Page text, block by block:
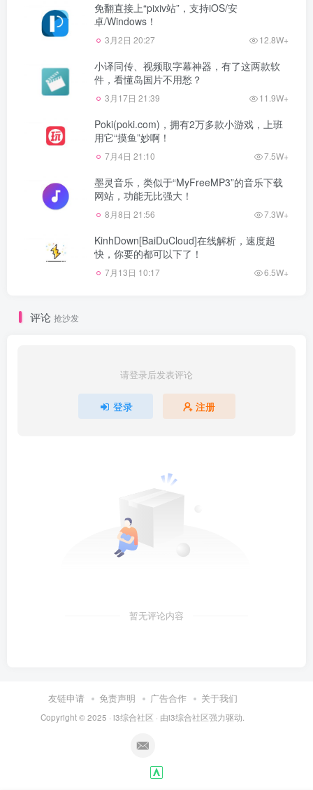
免翻直接上“pixiv站”，支持iOS/安
卓/Windows！
3月2日 20:27 12.8W+
小译同传、视频取字幕神器，有了这两款软
件，看懂岛国片不用愁？
3月17日 21:39 11.9W+
Poki(poki.com)，拥有2万多款小游戏，上班
用它“摸鱼”妙啊！
7月4日 21:10 7.5W+
墨灵音乐，类似于“MyFreeMP3”的音乐下载
网站，功能无比强大！
8月8日 21:56 7.3W+
KinhDown[BaiDuCloud]在线解析，速度超
快，你要的都可以下了！
7月13日 10:17 6.5W+
评论 抢沙发
请登录后发表评论
登录 注册
暂无评论内容
友链申请 免责声明 广告合作 关于我们
Copyright © 2025 · i3综合社区 · 由i3综合社区强力驱动.